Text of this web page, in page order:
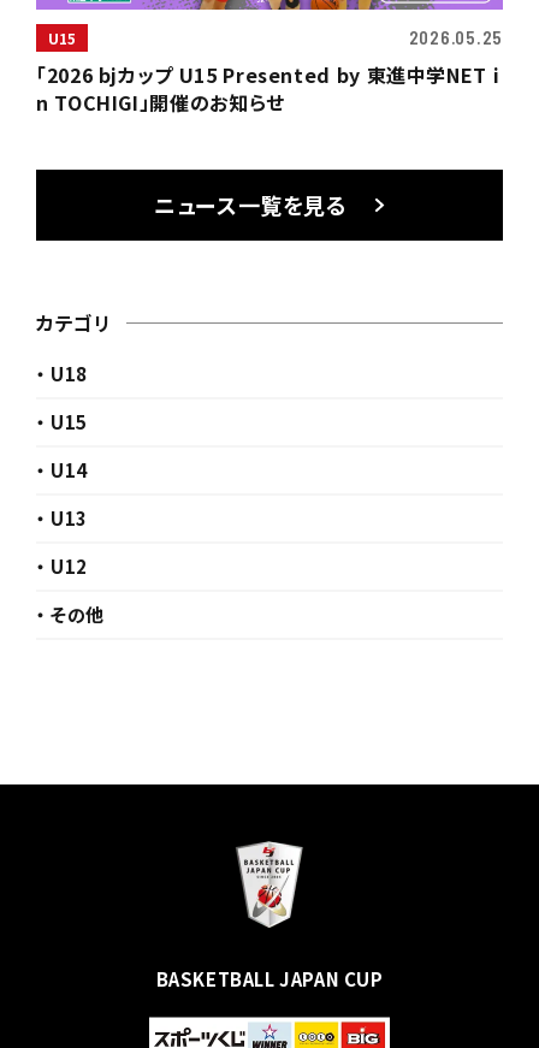
U15 2026.05.25
「2026 bjカップ U15 Presented by 東進中学NET i
n TOCHIGI」開催のお知らせ
ニュース一覧を見る
カテゴリ
・ U18
・ U15
・ U14
・ U13
・ U12
・ その他
BASKETBALL JAPAN CUP